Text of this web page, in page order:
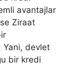
avantajlar
Ziraat
Yani, devlet
bir kredi